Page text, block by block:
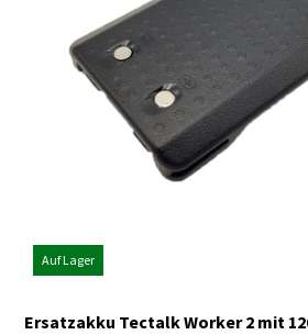
Auf Lager
Ersatzakku Tectalk Worker 2 mit